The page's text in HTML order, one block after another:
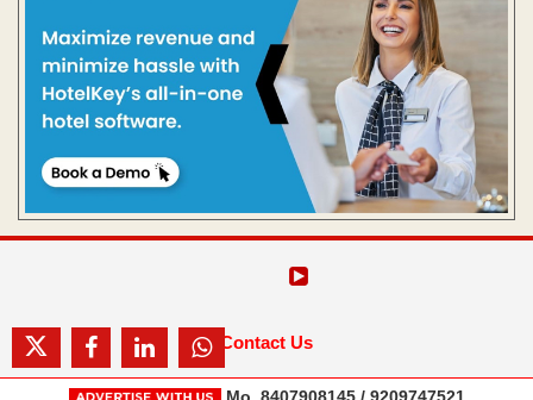
Contact Us